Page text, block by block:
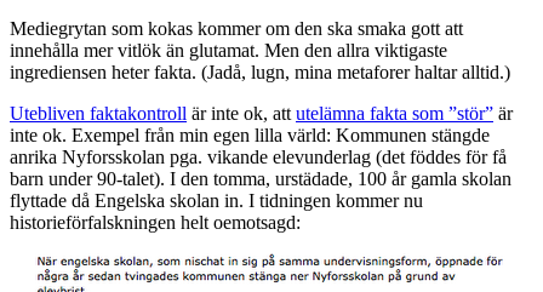
Mediegrytan som kokas kommer om den ska smaka gott att
innehålla mer vitlök än glutamat. Men den allra viktigaste
ingrediensen heter fakta. (Jadå, lugn, mina metaforer haltar alltid.)
Utebliven faktakontroll är inte ok, att utelämna fakta som ”stör” är
inte ok. Exempel från min egen lilla värld: Kommunen stängde
anrika Nyforsskolan pga. vikande elevunderlag (det föddes för få
barn under 90-talet). I den tomma, urstädade, 100 år gamla skolan
flyttade då Engelska skolan in. I tidningen kommer nu
historieförfalskningen helt oemotsagd: